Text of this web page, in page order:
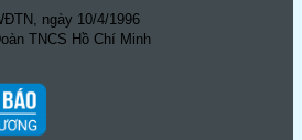
ngày 10/4/1996
TNCS Hồ Chí Minh